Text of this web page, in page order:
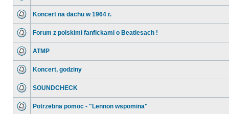
Koncert na dachu w 1964 r.
Forum z polskimi fanfickami o Beatlesach !
ATMP
Koncert, godziny
SOUNDCHECK
Potrzebna pomoc - "Lennon wspomina"